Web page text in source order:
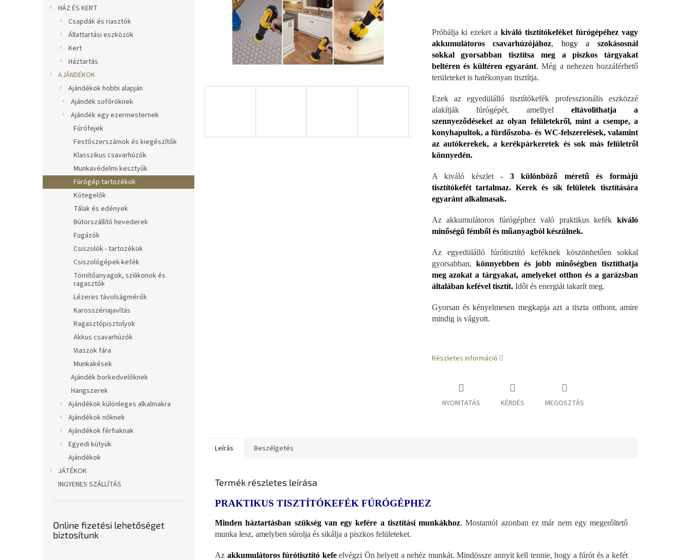
HÁZ ÉS KERT
Csapdák és riasztók
Állattartási eszközök
Kert
Háztartás
AJÁNDÉKOK
Ajándékok hobbi alapján
Ajándék sofőröknek
Ajándék egy ezermesternek
Fúrófejek
Festőszerszámok és kiegészítők
Klasszikus csavarhúzók
Munkavédelmi kesztyűk
Fúrógép tartozékok
Kötegelők
Tálak és edények
Bútorszállító hevederek
Fugázók
Csiszolók - tartozékok
Csiszológépek-kefék
Tömítőanyagok, szilikonok és
ragasztók
Lézeres távolságmérők
Karosszériajavítás
Ragasztópisztolyok
Akkus csavarhúzók
Viaszok fára
Munkakések
Ajándék borkedvelőknek
Hangszerek
Ajándékok különleges alkalmakra
Ajándékok nőknek
Ajándékok férfiaknak
Egyedi kütyük
Ajándékok
JÁTÉKOK
INGYENES SZÁLLÍTÁS
Online fizetési lehetőséget
biztosítunk
Próbálja ki ezeket akiváló tisztítókeféket fúrógépéhez vagy
akkumulátoros csavarhúzójához, hogy a szokásosnál
sokkal gyorsabban tisztítsa meg a piszkos tárgyakat
beltéren és kültéren egyaránt. Még a nehezen hozzáférhető
területeket is hatékonyan tisztítja.
Ezek az egyedülálló tisztítókefék professzionális eszközzé
alakítják fúrógépét, amellyeleltávolíthatja a
szennyeződéseket az olyan felületekről, mint a csempe, a
konyhapultok, a fürdőszoba- és WC-felszerelések, valamint
az autókerekek, a kerékpárkeretek és sok más felületről
könnyedén.
A kiváló készlet - 3 különböző méretű és formájú
tisztítókefét tartalmaz. Kerek és sík felületek tisztítására
egyaránt alkalmasak.
Az akkumulátoros fúrógéphez való praktikus kefék kiváló
minőségű fémből és műanyagból készülnek.
Az egyedülálló fúrótisztító keféknek köszönhetően sokkal
gyorsabban, könnyebben és jobb minőségben tisztíthatja
meg azokat a tárgyakat, amelyeket otthon és a garázsban
általában kefével tisztít.Időt és energiát takarít meg.
Gyorsan és kényelmesen megkapja azt a tiszta otthont, amire
mindig is vágyott.
Részletes információ
NYOMTATÁS KÉRDÉS MEGOSZTÁS
Leírás Beszélgetés
Termék részletes leírása
PRAKTIKUS TISZTÍTÓKEFÉK FÚRÓGÉPHEZ
Minden háztartásban szükség van egy kefére a tisztítási munkákhoz. Mostantól azonban ez már nem egy megerőltető
munka lesz, amelyben súrolja és sikálja a piszkos felületeket.
Az akkumulátoros fúrótisztító kefeelvégzi Ön helyett a nehéz munkát. Mindössze annyit kell tennie, hogy a fúrót és a kefét